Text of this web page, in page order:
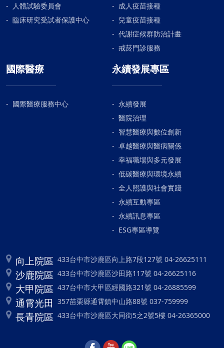
人體試驗委員會
臨床研究受試者保護中心
成人疫苗接種
兒童疫苗接種
代謝症候群防治計畫
戒菸門診服務
國際醫療
國際醫療服務中心
永續發展專區
永續發展
醫院治理
智慧醫療與數位創新
卓越醫療與醫病關係
幸福職場與多元發展
低碳醫療與環境永續
全人照護與社會實踐
永續互動專區
永續訊息專區
ESG專區導覽
向上院區 433台中市沙鹿區向上路7段127號 04-26625111
沙鹿院區 433台中市沙鹿區沙田路117號 04-26625116
大甲院區 437台中市大甲區經國路321號 04-26885599
通霄光田 357苗栗縣通霄鎮中山路88號 037-759999
長青院區 433台中市沙鹿區大同街5之2號5樓 04-26365000